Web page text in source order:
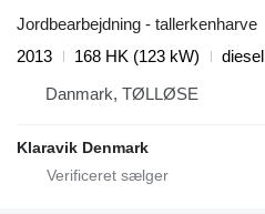
Jordbearbejdning - tallerkenharve
2013
168 HK (123 kW)
diesel
Danmark, TØLLØSE
Klaravik Denmark